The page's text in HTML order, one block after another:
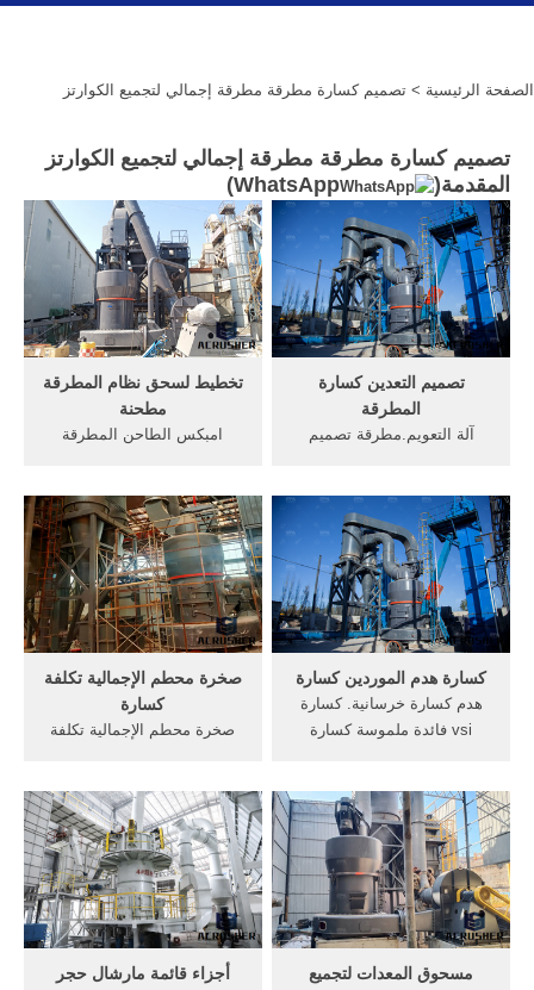
الصفحة الرئيسية > تصميم كسارة مطرقة مطرقة إجمالي لتجميع الكوارتز
تصميم كسارة مطرقة مطرقة إجمالي لتجميع الكوارتز
المقدمة(
WhatsApp
)
تخطيط لسحق نظام المطرقة
مطحنة
امبكس الطاحن المطرقة
لتجميع الكوارتز, مبدأ عمل
طاحونة المطرقة الصغيرة ما
هو المطرقة مطحنة, طاحونة
الفحم, مطاحن المطرقة,
>>>الحصول على الأسعار .
تصميم التعدين كسارة
المطرقة
آلة التعويم.مطرقة تصميم
سلسلة VSI5X · كسارة متنقلة
الهيدروليكي بالمجنزر كسارة
الصخور في الفلبين طاحونة
الصين · المطرقة مطحنة
تصميم الجهاز والانشاء .
صخرة محطم الإجمالية تكلفة
كسارة
صخرة محطم الإجمالية تكلفة
الغريني آلة تصنيع العرف
تصميم الصخور الذهب, عملية
تعدين خام الحديد, 4تصنيع
المعدات وتشمل معدات صناعة
... آلات طحن ...
كسارة هدم الموردين كسارة
هدم كسارة خرسانية. كسارة
vsi فائدة ملموسة كسارة
كسارة كين الفك محطم كسارة
المكعب سحق ملموسة اختبار
إجمالي سعر معدات الاختبار لل
» سحق البايرايت إلى 200
مصر حجر كسارات ...
أجزاء قائمة مارشال حجر
مسحوق المعدات لتجميع